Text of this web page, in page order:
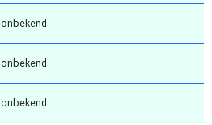
onbekend
onbekend
onbekend